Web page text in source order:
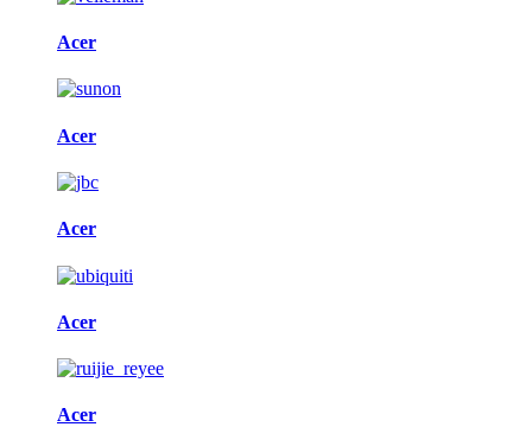
Acer
Acer
Acer
Acer
Acer